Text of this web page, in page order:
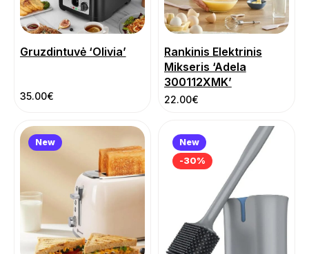
Gruzdintuvė ‘Olivia’
35.00€
Rankinis Elektrinis
Mikseris ‘Adela
300112XMK’
22.00€
New
New
-30%